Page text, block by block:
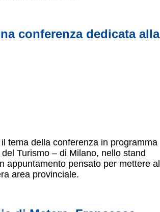
conferenza dedicata alla
tema della conferenza in programma
Turismo – di Milano, nello stand
appuntamento pensato per mettere al
area provinciale.